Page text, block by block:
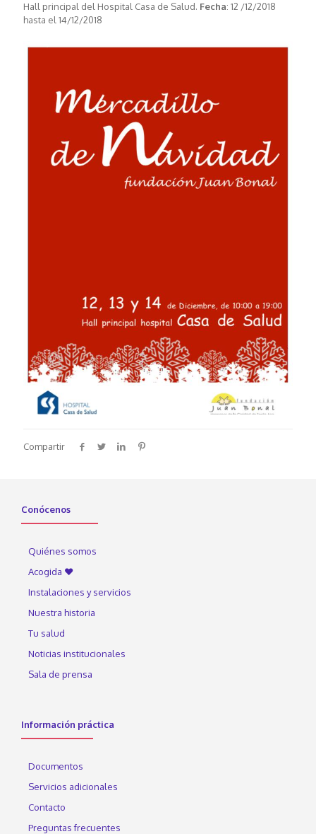
Hall principal del Hospital Casa de Salud. Fecha: 12 /12/2018
hasta el 14/12/2018
Compartir
Conócenos
Quiénes somos
Acogida ♥
Instalaciones y servicios
Nuestra historia
Tu salud
Noticias institucionales
Sala de prensa
Información práctica
Documentos
Servicios adicionales
Contacto
Preguntas frecuentes